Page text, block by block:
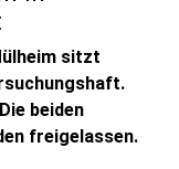
sitzt
beiden
freigelassen.